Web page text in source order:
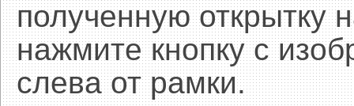
полученную открытку
нажмите кнопку с
слева от рамки.